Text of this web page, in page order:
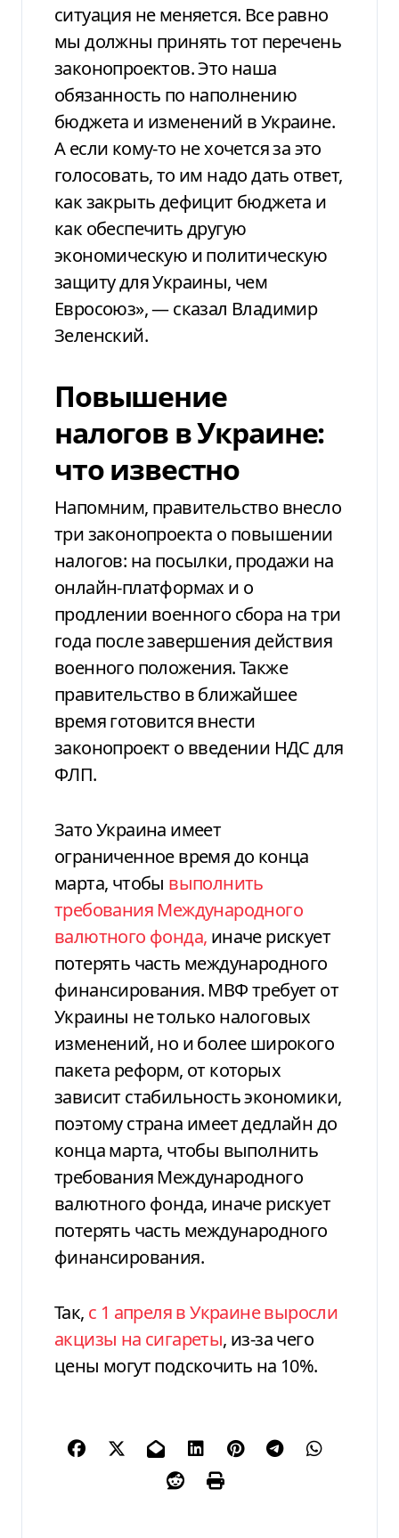
ситуация не меняется. Все равно
мы должны принять тот перечень
законопроектов. Это наша
обязанность по наполнению
бюджета и изменений в Украине.
А если кому-то не хочется за это
голосовать, то им надо дать ответ,
как закрыть дефицит бюджета и
как обеспечить другую
экономическую и политическую
защиту для Украины, чем
Евросоюз», — сказал Владимир
Зеленский.
Повышение
налогов в Украине:
что известно
Напомним, правительство внесло
три законопроекта о повышении
налогов: на посылки, продажи на
онлайн-платформах и о
продлении военного сбора на три
года после завершения действия
военного положения. Также
правительство в ближайшее
время готовится внести
законопроект о введении НДС для
ФЛП.
Зато Украина имеет
ограниченное время до конца
марта, чтобы выполнить
требования Международного
валютного фонда, иначе рискует
потерять часть международного
финансирования. МВФ требует от
Украины не только налоговых
изменений, но и более широкого
пакета реформ, от которых
зависит стабильность экономики,
поэтому страна имеет дедлайн до
конца марта, чтобы выполнить
требования Международного
валютного фонда, иначе рискует
потерять часть международного
финансирования.
Так, с 1 апреля в Украине выросли
акцизы на сигареты, из-за чего
цены могут подскочить на 10%.